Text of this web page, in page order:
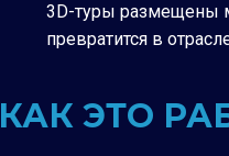
3D-туры размещены
превратится в
КАК ЭТО